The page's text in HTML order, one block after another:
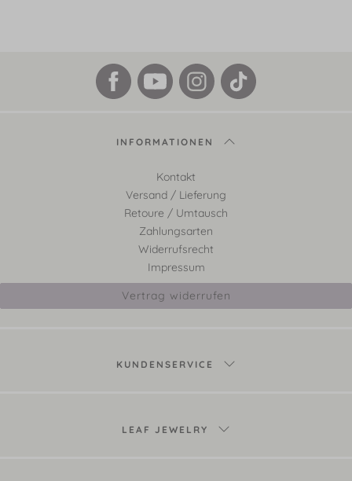
INFORMATIONEN
Kontakt
Versand / Lieferung
Retoure / Umtausch
Zahlungsarten
Widerrufsrecht
Impressum
Vertrag widerrufen
KUNDENSERVICE
LEAF JEWELRY